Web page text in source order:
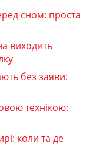
сном: проста
виходить
без заяви:
технікою:
коли та де